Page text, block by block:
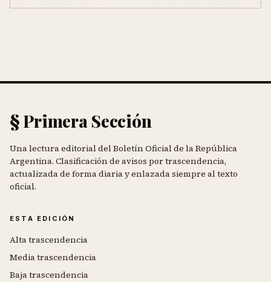
§ Primera Sección
Una lectura editorial del Boletín Oficial de la República
Argentina. Clasificación de avisos por trascendencia,
actualizada de forma diaria y enlazada siempre al texto
oficial.
ESTA EDICIÓN
Alta trascendencia
Media trascendencia
Baja trascendencia